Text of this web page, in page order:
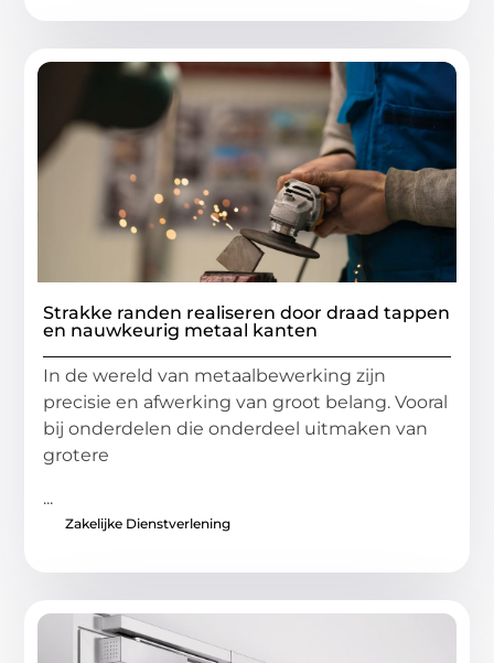
Strakke randen realiseren door draad tappen
en nauwkeurig metaal kanten
In de wereld van metaalbewerking zijn
precisie en afwerking van groot belang. Vooral
bij onderdelen die onderdeel uitmaken van
grotere
...
Zakelijke Dienstverlening